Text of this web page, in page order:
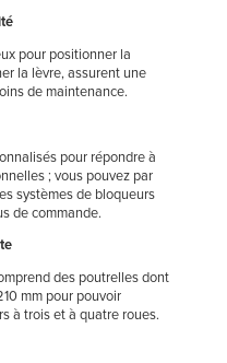
pour positionner la
la lèvre, assurent une
de maintenance.
pour répondre à
; vous pouvez par
systèmes de bloqueurs
de commande.
des poutrelles dont
mm pour pouvoir
à trois et à quatre roues.